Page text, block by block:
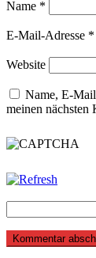
Name *
E-Mail-Adresse *
Website
Name, E-
meinen nächsten